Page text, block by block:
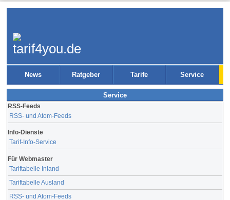
News Ratgeber Tarife Service
Service
RSS-Feeds
RSS- und Atom-Feeds
Info-Dienste
Tarif-Info-Service
Für Webmaster
Tariftabelle Inland
Tariftabelle Ausland
RSS- und Atom-Feeds